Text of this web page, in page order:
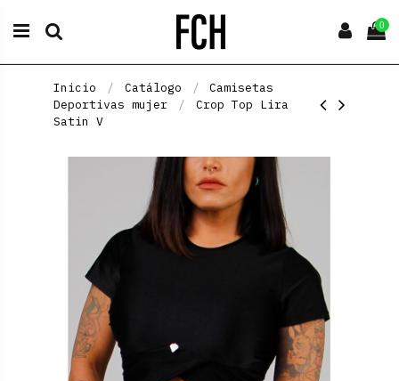
0
Inicio Catálogo
Camisetas
Deportivas mujer
Crop Top Lira
Satin V